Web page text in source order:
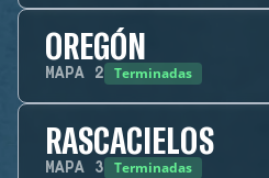
OREGÓN
MAPA 2 Terminadas
RASCACIELOS
MAPA 3 Terminadas